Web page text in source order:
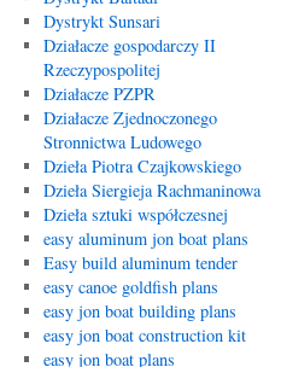
Dystrykt Sunsari
Działacze gospodarczy II
Rzeczypospolitej
Działacze PZPR
Działacze Zjednoczonego
Stronnictwa Ludowego
Dzieła Piotra Czajkowskiego
Dzieła Siergieja Rachmaninowa
Dzieła sztuki współczesnej
easy aluminum jon boat plans
Easy build aluminum tender
easy canoe goldfish plans
easy jon boat building plans
easy jon boat construction kit
easy jon boat plans